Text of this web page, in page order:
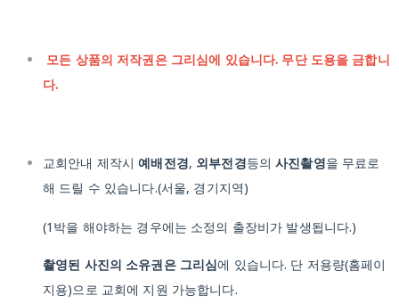
모든 상품의 저작권은 그리심에 있습니다. 무단 도용을 금합니
다.
교회안내 제작시예배전경, 외부전경등의사진촬영을 무료로
해 드릴 수 있습니다.(서울, 경기지역)
(1박을 해야하는 경우에는 소정의 출장비가 발생됩니다.)
촬영된 사진의 소유권은 그리심에 있습니다. 단 저용량(홈페이
지용)으로 교회에 지원 가능합니다.